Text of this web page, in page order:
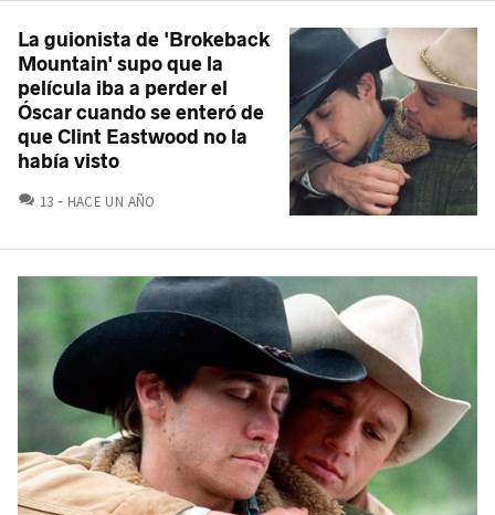
La guionista de 'Brokeback
Mountain' supo que la
película iba a perder el
Óscar cuando se enteró de
que Clint Eastwood no la
había visto
13 COMENTARIOS
HACE UN AÑO